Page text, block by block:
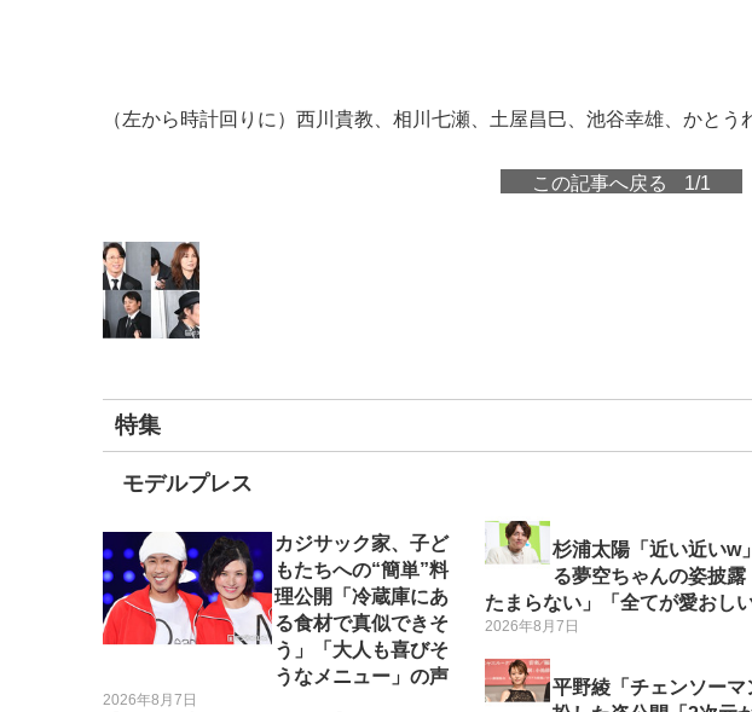
（左から時計回りに）西川貴教、相川七瀬、土屋昌巳、池谷幸雄、かとう
この記事へ戻る 1/1
特集
モデルプレス
カジサック家、子ど
もたちへの“簡単”料
理公開「冷蔵庫にあ
る食材で真似できそ
う」「大人も喜びそ
うなメニュー」の声
2026年8月7日
杉浦太陽「近い近いw
る夢空ちゃんの姿披
たまらない」「全てが愛おし
2026年8月7日
平野綾「チェンソーマ